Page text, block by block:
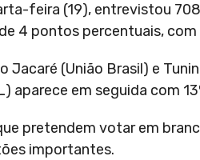
feira (19), entrevistou
4 pontos percentuais,
Jacaré (União Brasil) e
aparece em seguida com
pretendem votar em
importantes.